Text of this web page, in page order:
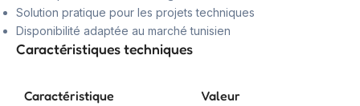
Solution pratique pour les projets techniques
Disponibilité adaptée au marché tunisien
Caractéristiques techniques
Caractéristique Valeur